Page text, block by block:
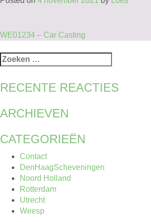
BERICHT
NAVIGATIE
WE01234 – Car Casting
Zoeken
naar:
RECENTE REACTIES
ARCHIEVEN
CATEGORIEËN
Contact
DenHaagScheveningen
Noord Holland
Rotterdam
Utrecht
Weesp